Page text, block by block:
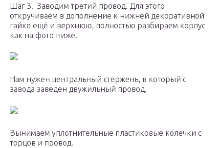
Шаг 3. Заводим третий провод. Для этого
откручиваем в дополнение к нижней декоративной
гайке ещё и верхнюю, полностью разбираем корпус
как на фото ниже.
Нам нужен центральный стержень, в который с
завода заведен двужильный провод.
Вынимаем уплотнительные пластиковые колечки с
торцов и провод.